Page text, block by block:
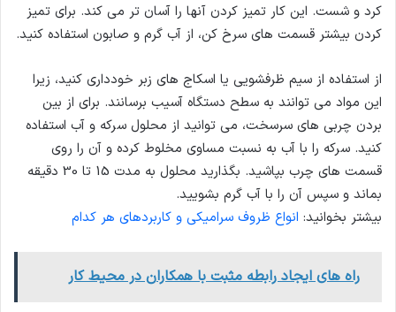
کرد و شست. این کار تمیز کردن آنها را آسان تر می کند. برای تمیز
کردن بیشتر قسمت های سرخ کن، از آب گرم و صابون استفاده کنید.
از استفاده از سیم ظرفشویی یا اسکاج های زبر خودداری کنید، زیرا
این مواد می توانند به سطح دستگاه آسیب برسانند. برای از بین
بردن چربی های سرسخت، می توانید از محلول سرکه و آب استفاده
کنید. سرکه را با آب به نسبت مساوی مخلوط کرده و آن را روی
قسمت های چرب بپاشید. بگذارید محلول به مدت 15 تا 30 دقیقه
بماند و سپس آن را با آب گرم بشویید.
بیشتر بخوانید: انواع ظروف سرامیکی و کاربردهای هر کدام
راه های ایجاد رابطه مثبت با همکاران در محیط کار